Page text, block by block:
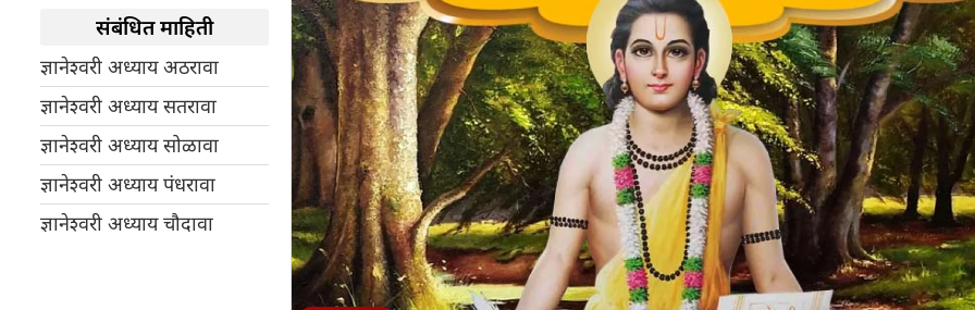
संबंधित माहिती
ज्ञानेश्वरी अध्याय अठरावा
ज्ञानेश्वरी अध्याय सतरावा
ज्ञानेश्वरी अध्याय सोळावा
ज्ञानेश्वरी अध्याय पंधरावा
ज्ञानेश्वरी अध्याय चौदावा